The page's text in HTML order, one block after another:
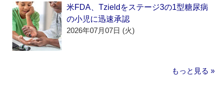
米FDA、Tzieldをステージ3の1型糖尿病
の小児に迅速承認
2026年07月07日 (火)
もっと見る »